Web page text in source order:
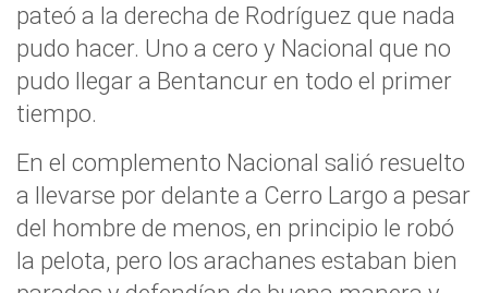
pateó a la derecha de Rodríguez que nada
pudo hacer. Uno a cero y Nacional que no
pudo llegar a Bentancur en todo el primer
tiempo.
En el complemento Nacional salió resuelto
a llevarse por delante a Cerro Largo a pesar
del hombre de menos, en principio le robó
la pelota, pero los arachanes estaban bien